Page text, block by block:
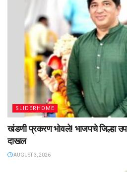
SLIDERHOME
खंडणी प्रकरण भोवले! भाजपचे जिल्हा
दाखल
AUGUST 3, 2026